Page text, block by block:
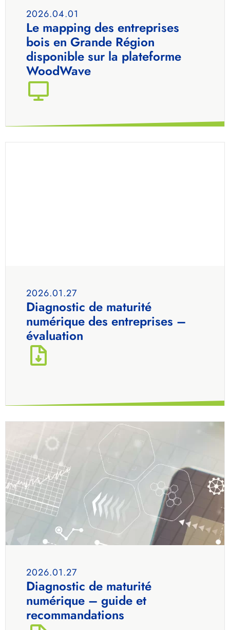
2026.04.01
Le mapping des entreprises
bois en Grande Région
disponible sur la plateforme
WoodWave
2026.01.27
Diagnostic de maturité
numérique des entreprises –
évaluation
2026.01.27
Diagnostic de maturité
numérique – guide et
recommandations